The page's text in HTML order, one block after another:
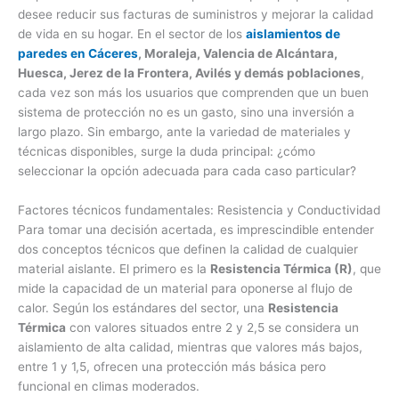
desee reducir sus facturas de suministros y mejorar la calidad
de vida en su hogar. En el sector de los aislamientos de
paredes en Cáceres, Moraleja, Valencia de Alcántara,
Huesca, Jerez de la Frontera, Avilés y demás poblaciones,
cada vez son más los usuarios que comprenden que un buen
sistema de protección no es un gasto, sino una inversión a
largo plazo. Sin embargo, ante la variedad de materiales y
técnicas disponibles, surge la duda principal: ¿cómo
seleccionar la opción adecuada para cada caso particular?
Factores técnicos fundamentales: Resistencia y Conductividad
Para tomar una decisión acertada, es imprescindible entender
dos conceptos técnicos que definen la calidad de cualquier
material aislante. El primero es la Resistencia Térmica (R), que
mide la capacidad de un material para oponerse al flujo de
calor. Según los estándares del sector, una Resistencia
Térmica con valores situados entre 2 y 2,5 se considera un
aislamiento de alta calidad, mientras que valores más bajos,
entre 1 y 1,5, ofrecen una protección más básica pero
funcional en climas moderados.